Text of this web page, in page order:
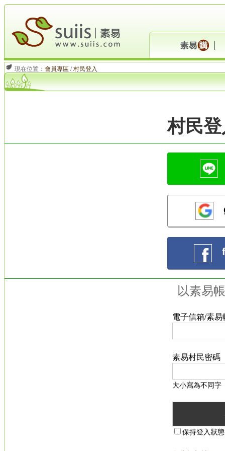
現在位置： 會員專區/村民登入
村民
以素易
電子信箱/素易
素易村民密碼
大小寫為不同字
保持登入狀態